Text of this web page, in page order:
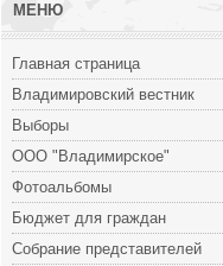
МЕНЮ
Главная страница
Владимировский вестник
Выборы
ООО "Владимирское"
Фотоальбомы
Бюджет для граждан
Собрание представителей